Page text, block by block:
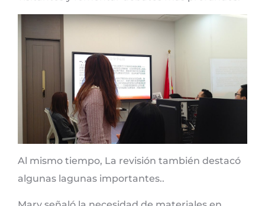
Al mismo tiempo, La revisión también destacó
algunas lagunas importantes..